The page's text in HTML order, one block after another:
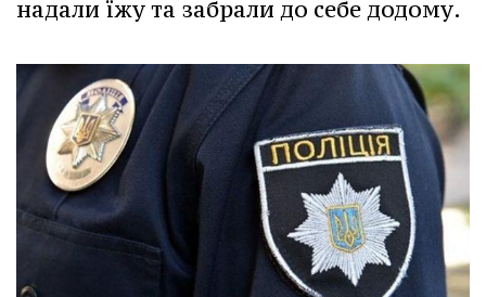
надали їжу та забрали до себе додому.